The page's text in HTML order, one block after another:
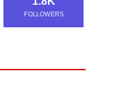
FOLLOWERS